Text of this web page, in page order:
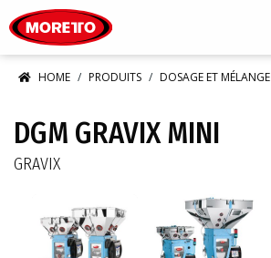
HOME PRODUITS DOSAGE ET MÉLANGE
DGM GRAVIX MINI
GRAVIX